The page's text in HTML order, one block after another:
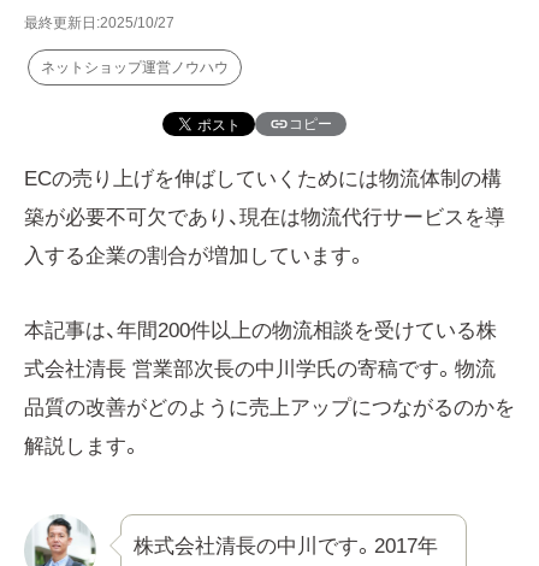
最終更新日:2025/10/27
ネットショップ運営ノウハウ
コピー
ECの売り上げを伸ばしていくためには物流体制の構
築が必要不可欠であり、現在は物流代行サービスを導
入する企業の割合が増加しています。
本記事は、年間200件以上の物流相談を受けている株
式会社清長 営業部次長の中川学氏の寄稿です。物流
品質の改善がどのように売上アップにつながるのかを
解説します。
株式会社清長の中川です。2017年